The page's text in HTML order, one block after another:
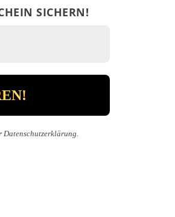
SICHERN!
Datenschutzerklärung.